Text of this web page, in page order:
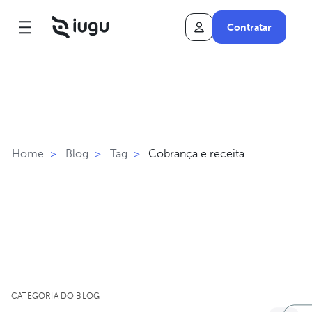
Contratar
Home > Blog > Tag > Cobrança e receita
CATEGORIA DO BLOG